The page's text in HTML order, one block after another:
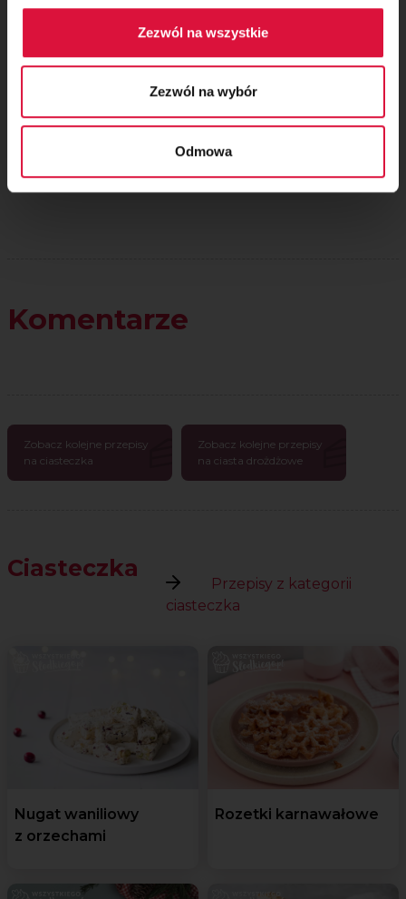
Zezwól na wszystkie
Zezwól na wybór
Odmowa
Oceń przepis!
Komentarze
Zobacz kolejne przepisy
na ciasteczka
Zobacz kolejne przepisy
na ciasta drożdżowe
Ciasteczka
Przepisy z kategorii
ciasteczka
Nugat waniliowy
z orzechami
Rozetki karnawałowe